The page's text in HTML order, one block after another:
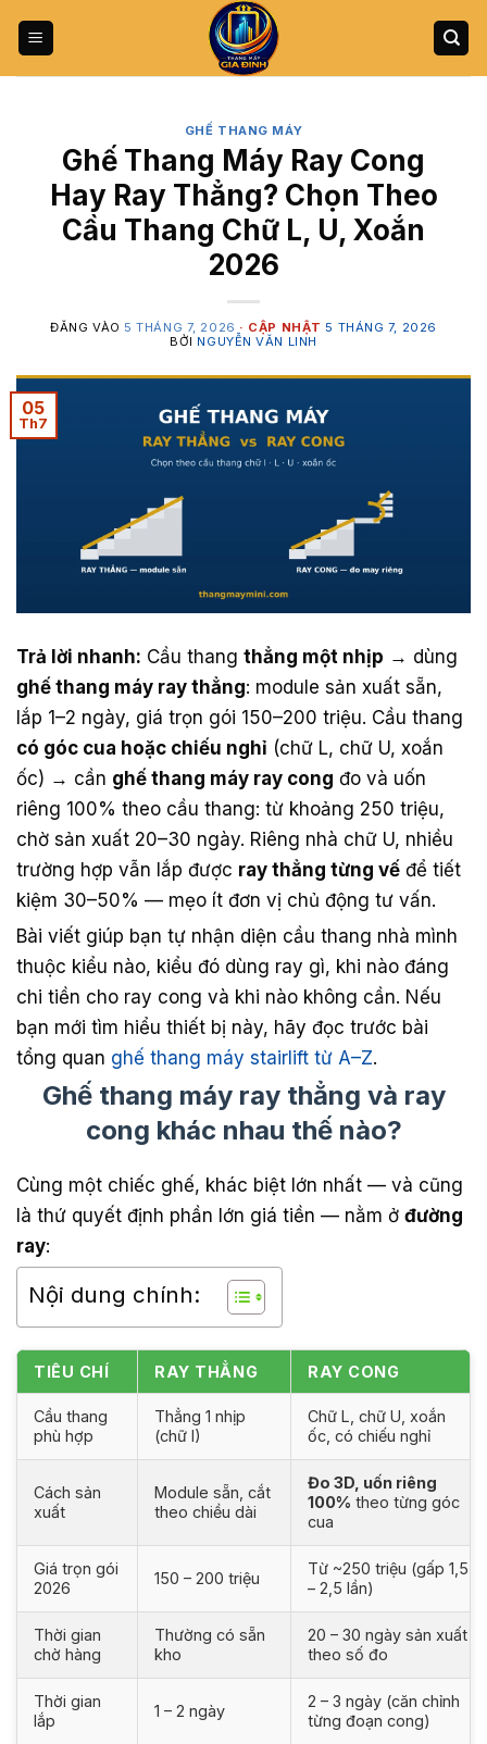
qua
GHẾ THANG MÁY
Ghế Thang Máy Ray Cong
Hay Ray Thẳng? Chọn Theo
Cầu Thang Chữ L, U, Xoắn
2026
ĐĂNG VÀO5 THÁNG 7, 2026
5 THÁNG 7, 2026
BỞI NGUYỄN VĂN LINH
05
Th7
Trả lời nhanh: Cầu thang thẳng một nhịp → dùng
ghế thang máy ray thẳng: module sản xuất sẵn,
lắp 1–2 ngày, giá trọn gói 150–200 triệu. Cầu thang
có góc cua hoặc chiếu nghỉ (chữ L, chữ U, xoắn
ốc) → cần ghế thang máy ray cong đo và uốn
riêng 100% theo cầu thang: từ khoảng 250 triệu,
chờ sản xuất 20–30 ngày. Riêng nhà chữ U, nhiều
trường hợp vẫn lắp được ray thẳng từng vế để tiết
kiệm 30–50% — mẹo ít đơn vị chủ động tư vấn.
Bài viết giúp bạn tự nhận diện cầu thang nhà mình
thuộc kiểu nào, kiểu đó dùng ray gì, khi nào đáng
chi tiền cho ray cong và khi nào không cần. Nếu
bạn mới tìm hiểu thiết bị này, hãy đọc trước bài
tổng quan ghế thang máy stairlift từ A–Z.
Ghế thang máy ray thẳng và ray
cong khác nhau thế nào?
Cùng một chiếc ghế, khác biệt lớn nhất — và cũng
là thứ quyết định phần lớn giá tiền — nằm ở đường
ray:
Nội dung chính:
TIÊU CHÍ RAY THẲNG RAY CONG
Cầu thang
phù hợp
Thẳng 1 nhịp
(chữ I)
Chữ L, chữ U, xoắn
ốc, có chiếu nghỉ
Cách sản
xuất
Module sẵn, cắt
theo chiều dài
Đo 3D, uốn riêng
100% theo từng góc
cua
Giá trọn gói
2026
150 – 200 triệu
Từ ~250 triệu (gấp 1,5
– 2,5 lần)
Thời gian
chờ hàng
Thường có sẵn
kho
20 – 30 ngày sản xuất
theo số đo
Thời gian
lắp
1 – 2 ngày
2 – 3 ngày (căn chỉnh
từng đoạn cong)